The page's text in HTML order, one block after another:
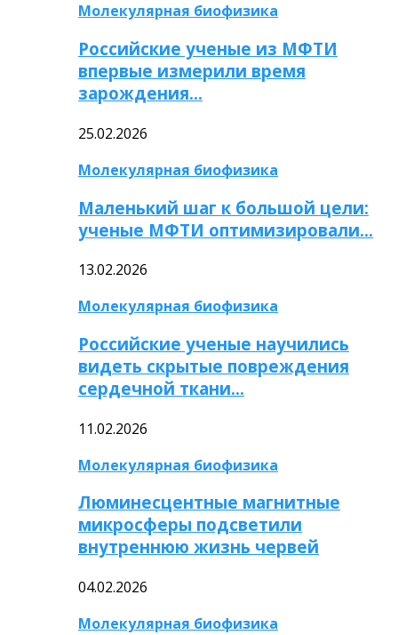
Молекулярная биофизика
Российские ученые из МФТИ
впервые измерили время
зарождения…
25.02.2026
Молекулярная биофизика
Маленький шаг к большой цели:
ученые МФТИ оптимизировали…
13.02.2026
Молекулярная биофизика
Российские ученые научились
видеть скрытые повреждения
сердечной ткани…
11.02.2026
Молекулярная биофизика
Люминесцентные магнитные
микросферы подсветили
внутреннюю жизнь червей
04.02.2026
Молекулярная биофизика